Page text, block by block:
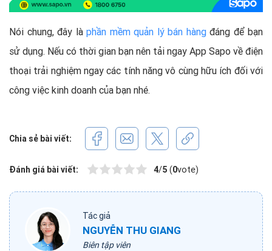
Nói chung, đây là phần mềm quản lý bán hàngđáng để bạn
sử dụng. Nếu có thời gian bạn nên tải ngay App Sapo về điện
thoại trải nghiệm ngay các tính năng vô cùng hữu ích đối với
công việc kinh doanh của bạn nhé.
Chia sẻ bài viết:
Đánh giá bài viết: 4/5 (0vote)
Tác giả
NGUYỄN THU GIANG
Biên tập viên